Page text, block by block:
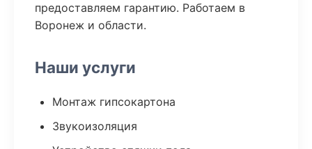
предоставляем гарантию. Работаем в
Воронеж и области.
Наши услуги
Монтаж гипсокартона
Звукоизоляция